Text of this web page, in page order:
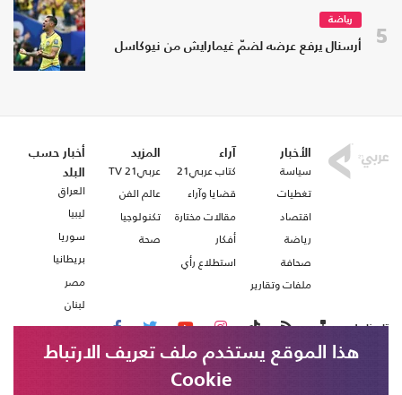
5
رياضة
أرسنال يرفع عرضه لضمّ غيمارايش من نيوكاسل
الأخبار
سياسة
تغطيات
اقتصاد
رياضة
صحافة
ملفات وتقارير
آراء
كتاب عربي21
قضايا وآراء
مقالات مختارة
أفكار
استطلاع رأي
المزيد
عربي21 TV
عالم الفن
تكنولوجيا
صحة
أخبار حسب
البلد
العراق
ليبيا
سوريا
بريطانيا
مصر
لبنان
تابعنا على
هذا الموقع يستخدم ملف تعريف الارتباط
Cookie